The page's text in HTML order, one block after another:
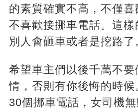
的素質確實不高，不僅喜
不喜歡接挪車電話。這
別人會砸車或者是挖路了
希望車主們以後千萬不要
情，否則有你後悔的時
30個挪車電話，女司機